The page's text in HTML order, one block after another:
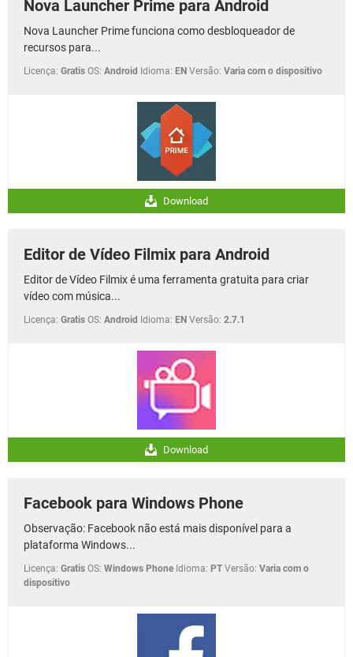
Nova Launcher Prime para Android
Nova Launcher Prime funciona como desbloqueador de
recursos para...
Licença: Gratis OS: Android Idioma: EN Versão: Varia com o dispositivo
Download
Editor de Vídeo Filmix para Android
Editor de Vídeo Filmix é uma ferramenta gratuita para criar
vídeo com música...
Licença: Gratis OS: Android Idioma: EN Versão: 2.7.1
Download
Facebook para Windows Phone
Observação: Facebook não está mais disponível para a
plataforma Windows...
Licença: Gratis OS: Windows Phone Idioma: PT Versão: Varia com o
dispositivo